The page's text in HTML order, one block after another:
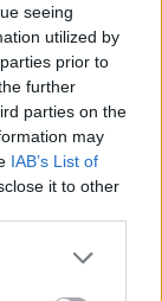
seeing
utilized by
prior to
further
parties on the
may
IAB’s List of
it to other